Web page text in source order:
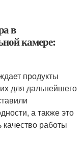
в
камере:
продукты
для дальнейшего
а также это
качество работы